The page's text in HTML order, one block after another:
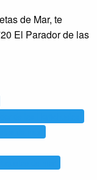
de Mar, te
El Parador de las